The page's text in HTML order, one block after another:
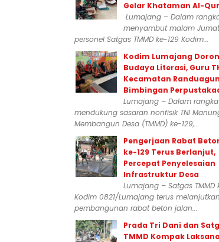
Gelar Khataman Al-
Lumajang – Dalam
menyambut malam
personel Satgas TMMD ke-129 Kodim...
Kodim Lumajang
Budaya Literasi, Guru
Kecamatan
Bimbingan
Lumajang – Dalam rangka
mendukung sasaran nonfisik TNI
Membangun Desa (TMMD) ke-129,...
Pengerjaan Rabat
ke-129 Terus Berlanjut,
Percepat Penyelesaian
Infrastruktur Desa
Lumajang – Satgas TMMD
Kodim 0821/Lumajang terus melanjutkan
pembangunan rabat beton jalan...
Prada Tri Dani dan
TMMD Kompak